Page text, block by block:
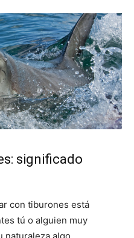
significado
con tiburones está
tú o alguien muy